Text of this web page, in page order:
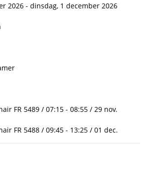
2026 - dinsdag, 1 december 2026
FR 5489 / 07:15 - 08:55 / 29 nov.
FR 5488 / 09:45 - 13:25 / 01 dec.